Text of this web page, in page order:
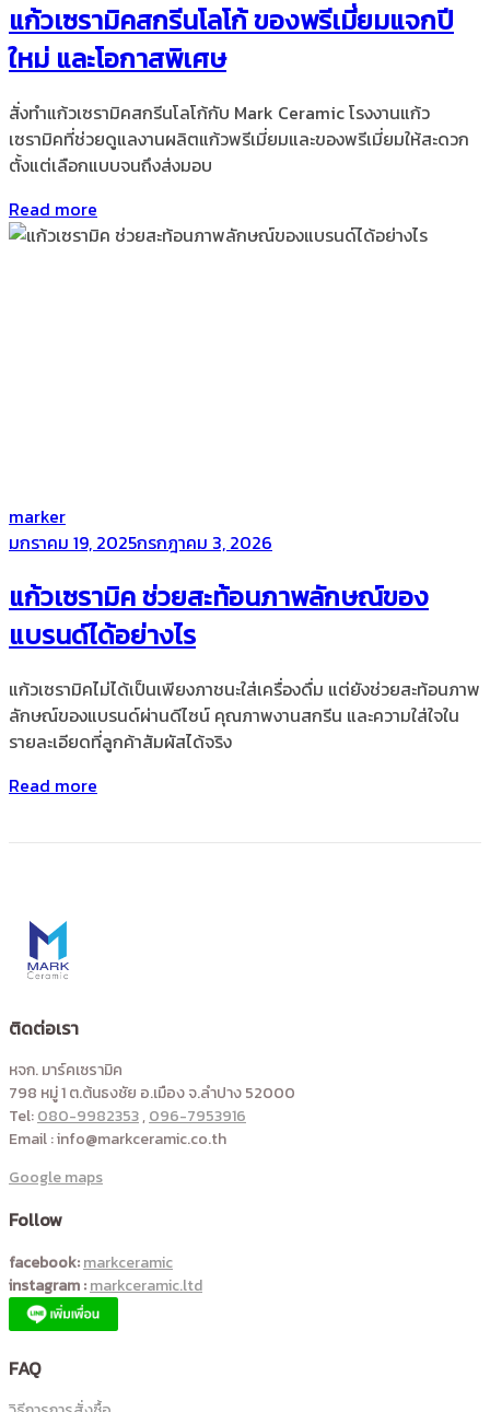
แก้วเซรามิคสกรีนโลโก้ ของพรีเมี่ยมแจกปี
ใหม่ และโอกาสพิเศษ
สั่งทำแก้วเซรามิคสกรีนโลโก้กับ Mark Ceramic โรงงานแก้ว
เซรามิคที่ช่วยดูแลงานผลิตแก้วพรีเมี่ยมและของพรีเมี่ยมให้สะดวก
ตั้งแต่เลือกแบบจนถึงส่งมอบ
Read more
by
marker
Posted
มกราคม 19, 2025กรกฎาคม 3, 2026
แก้วเซรามิค ช่วยสะท้อนภาพลักษณ์ของ
แบรนด์ได้อย่างไร
แก้วเซรามิคไม่ได้เป็นเพียงภาชนะใส่เครื่องดื่ม แต่ยังช่วยสะท้อนภาพ
ลักษณ์ของแบรนด์ผ่านดีไซน์ คุณภาพงานสกรีน และความใส่ใจใน
รายละเอียดที่ลูกค้าสัมผัสได้จริง
Read more
ติดต่อเรา
หจก. มาร์คเซรามิค
798 หมู่ 1 ต.ต้นธงชัย อ.เมือง จ.ลำปาง 52000
Tel:080-9982353,096-7953916
Email : info@markceramic.co.th
Google maps
Follow
facebook:markceramic
instagram :markceramic.ltd
FAQ